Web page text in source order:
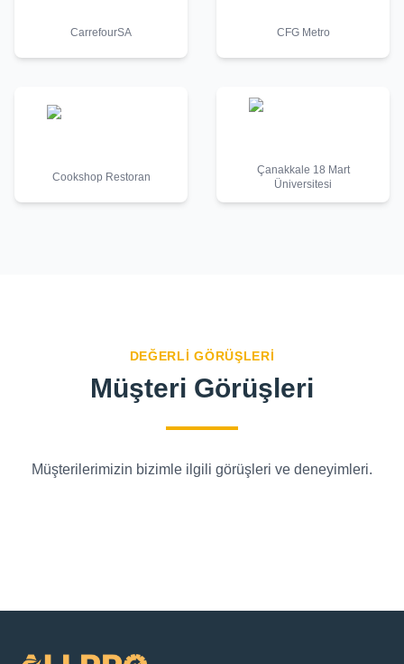
CarrefourSA CFG Metro
Cookshop Restoran
Çanakkale 18 Mart
Üniversitesi
DEĞERLI GÖRÜŞLERI
Müşteri Görüşleri
Müşterilerimizin bizimle ilgili görüşleri ve deneyimleri.